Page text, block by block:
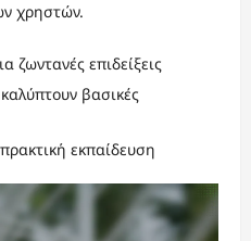
χρηστών.
ζωντανές επιδείξεις
βασικές
εκπαίδευση